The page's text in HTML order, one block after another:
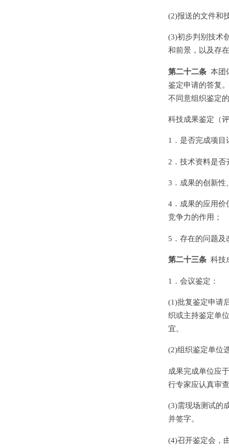
(2)报送的文件和
(3)初步判别技术
和前景，以及存
第二十二条本团
鉴定申请的答复
不同意组织鉴定
科技成果鉴定（
1．是否完成项
2．技术资料是否
3．成果的创新性
4．成果的应用价
竞争力的作用；
5．存在的问题及
第二十三条科技
1．会议鉴定：
(1)批复鉴定申请
织或主持鉴定单
宜。
(2)组织鉴定单位
成果完成单位应
行专家应认真审
(3)需现场测试的
并签字。
(4)召开鉴定会，